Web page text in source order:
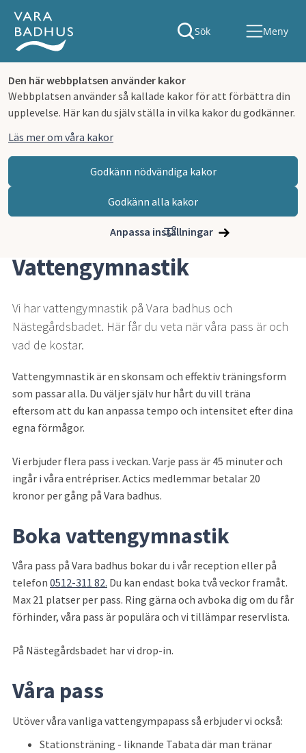
Den här webbplatsen använder kakor
Webbplatsen använder så kallade kakor för att förbättra din
upplevelse. Här kan du själv ställa in vilka kakor du godkänner.
Läs mer om våra kakor
Godkänn nödvändiga kakor
Godkänn alla kakor
Anpassa inställningar
Sök Meny
Vara badhus
Motionssim och vattengymnastik
Vattengymnastik
Vi har vattengymnastik på Vara badhus och
Nästegårdsbadet. Här får du veta när våra pass är och
vad de kostar.
Vattengymnastik är en skonsam och effektiv träningsform
som passar alla. Du väljer själv hur hårt du vill träna
eftersom att du kan anpassa tempo och intensitet efter dina
egna förmågor.
Vi erbjuder flera pass i veckan. Varje pass är 45 minuter och
ingår i våra entrépriser. Actics medlemmar betalar 20
kronor per gång på Vara badhus.
Boka vattengymnastik
Våra pass på Vara badhus bokar du i vår reception eller på
telefon 0512-311 82. Du kan endast boka två veckor framåt.
Max 21 platser per pass. Ring gärna och avboka dig om du får
förhinder, våra pass är populära och vi tillämpar reservlista.
På Nästegårdsbadet har vi drop-in.
Våra pass
Utöver våra vanliga vattengympapass så erbjuder vi också:
Stationsträning - liknande Tabata där man tränar